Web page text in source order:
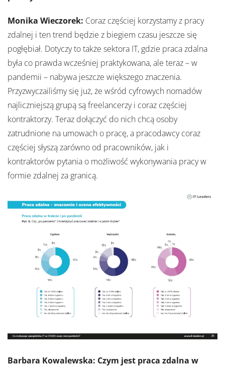
Monika Wieczorek: Coraz częściej korzystamy z pracy
zdalnej i ten trend będzie z biegiem czasu jeszcze się
pogłębiał. Dotyczy to także sektora IT, gdzie praca zdalna
była co prawda wcześniej praktykowana, ale teraz – w
pandemii – nabywa jeszcze większego znaczenia.
Przyzwyczailiśmy się już, że wśród cyfrowych nomadów
najliczniejszą grupą są freelancerzy i coraz częściej
kontraktorzy. Teraz dołączyć do nich chcą osoby
zatrudnione na umowach o pracę, a pracodawcy coraz
częściej słyszą zarówno od pracowników, jak i
kontraktorów pytania o możliwość wykonywania pracy w
formie zdalnej za granicą.
Barbara Kowalewska: Czym jest praca zdalna w